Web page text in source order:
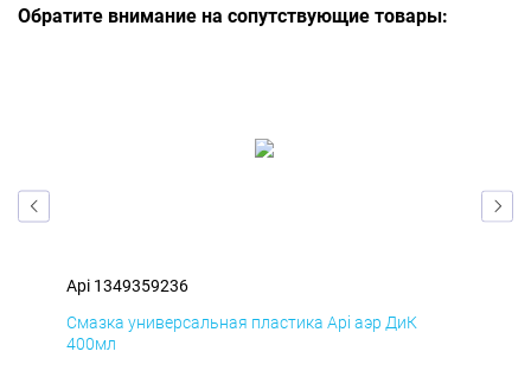
Обратите внимание на сопутствующие товары:
Api 1349359236
Смазка универсальная пластика Api аэр ДиК
400мл